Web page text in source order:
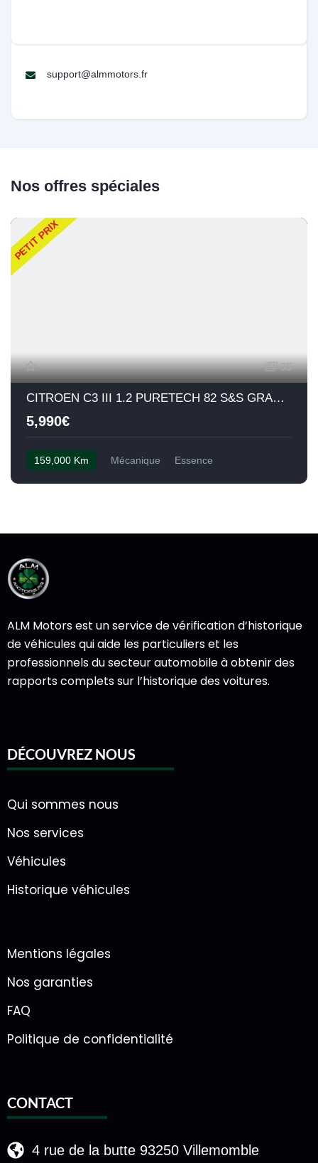
support@almmotors.fr
Nos offres spéciales
PETIT PRIX
35
CITROEN C3 III 1.2 PURETECH 82 S&S GRAPHIC
5,990€
159,000 Km Mécanique Essence
ALM Motors est un service de vérification d’historique
de véhicules qui aide les particuliers et les
professionnels du secteur automobile à obtenir des
rapports complets sur l’historique des voitures.
DÉCOUVREZ NOUS
Qui sommes nous
Nos services
Véhicules
Historique véhicules
Mentions légales
Nos garanties
FAQ
Politique de confidentialité
CONTACT
4 rue de la butte 93250 Villemomble